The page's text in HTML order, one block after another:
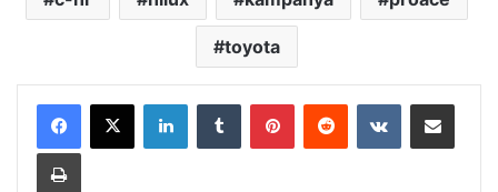
toyota
LinkedInTumblr PinterestReddit VKontakteE-Posta ile paylaş
Yazdır